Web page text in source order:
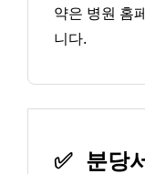
약은 병원 홈
니다.
✅ 분당